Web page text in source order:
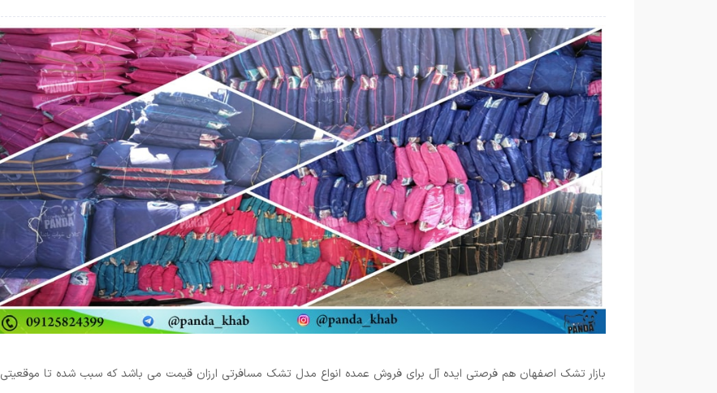
بازار تشک اصفهان هم فرصتی ایده آل برای فروش عمده انواع مدل تشک مسافرتی ارزان قیمت می باشد که سبب شده تا موقعیتی